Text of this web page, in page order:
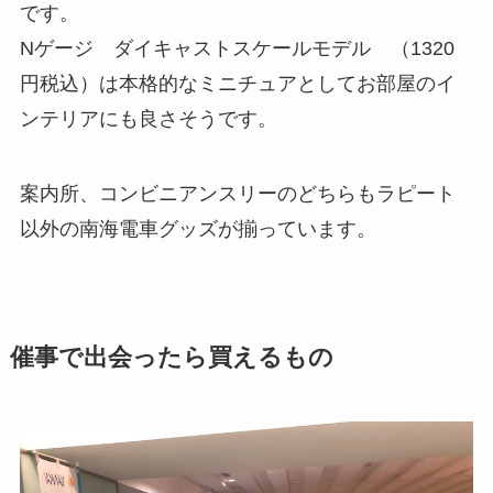
です。
Nゲージ ダイキャストスケールモデル （1320
円税込）は本格的なミニチュアとしてお部屋のイ
ンテリアにも良さそうです。
案内所、コンビニアンスリーのどちらもラピート
以外の南海電車グッズが揃っています。
催事で出会ったら買えるもの